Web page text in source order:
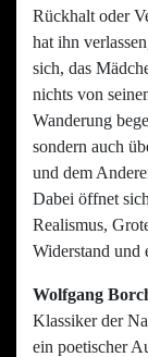
Rückhalt oder
hat ihn
sich, das
nichts von
Wanderung
sondern auch
und dem
Dabei öffnet
Realismus,
Widerstand und
Wolfgang
Klassiker der
ein poetischer